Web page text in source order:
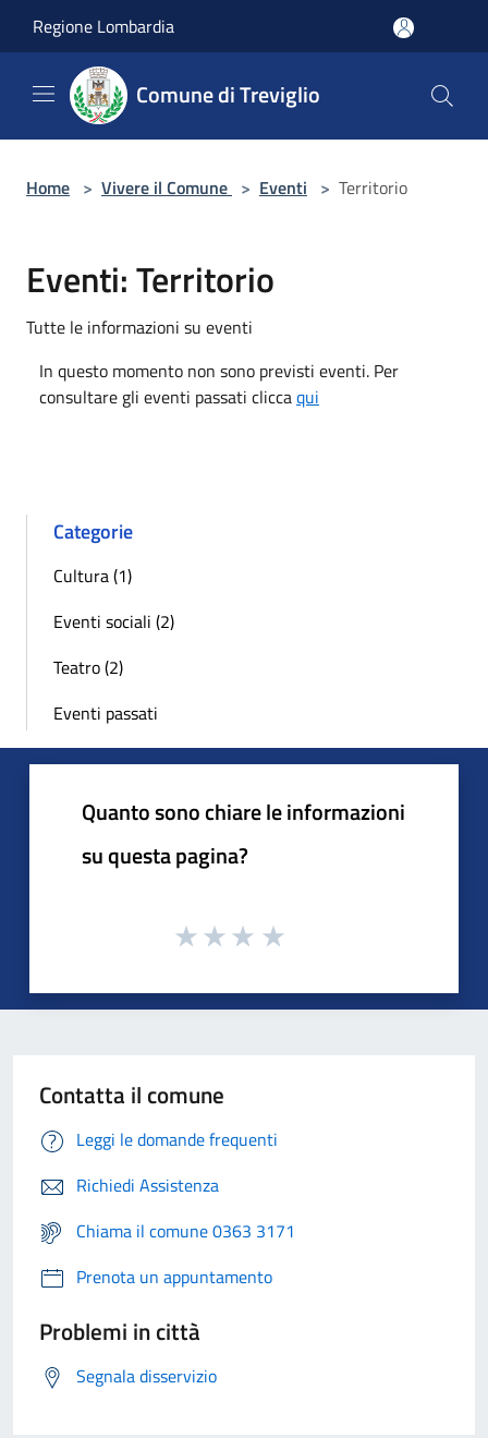
Regione Lombardia
Comune di Treviglio
Home > Vivere il Comune > Eventi > Territorio
Eventi: Territorio
Tutte le informazioni su eventi
In questo momento non sono previsti eventi. Per
consultare gli eventi passati cliccaqui
Categorie
Cultura (1)
Eventi sociali (2)
Teatro (2)
Eventi passati
Quanto sono chiare le informazioni
su questa pagina?
Contatta il comune
Leggi le domande frequenti
Richiedi Assistenza
Chiama il comune 0363 3171
Prenota un appuntamento
Problemi in città
Segnala disservizio